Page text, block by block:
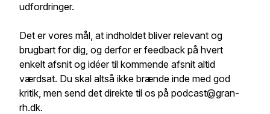
udfordringer.
Det er vores mål, at indholdet bliver relevant og
brugbart for dig, og derfor er feedback på hvert
enkelt afsnit og idéer til kommende afsnit altid
værdsat. Du skal altså ikke brænde inde med god
kritik, men send det direkte til os på podcast@gran-
rh.dk.